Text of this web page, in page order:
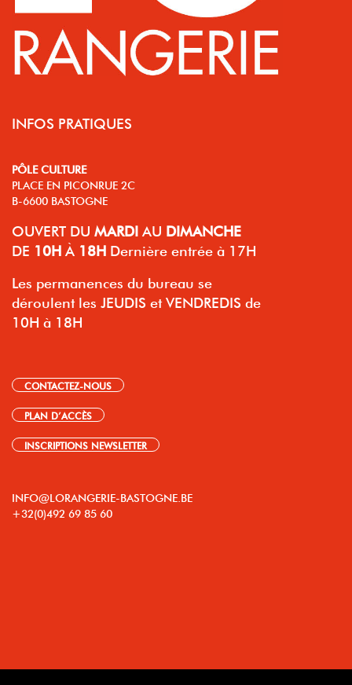
INFOS PRATIQUES
PÔLE CULTURE
PLACE EN PICONRUE 2C
B-6600 BASTOGNE
OUVERT DU MARDI AU DIMANCHE
DE 10H À 18H Dernière entrée à 17H
Les permanences du bureau se
déroulent les JEUDIS et VENDREDIS de
10H à 18H
CONTACTEZ-NOUS
PLAN D’ACCÈS
INSCRIPTIONS NEWSLETTER
INFO@LORANGERIE-BASTOGNE.BE
+32(0)492 69 85 60